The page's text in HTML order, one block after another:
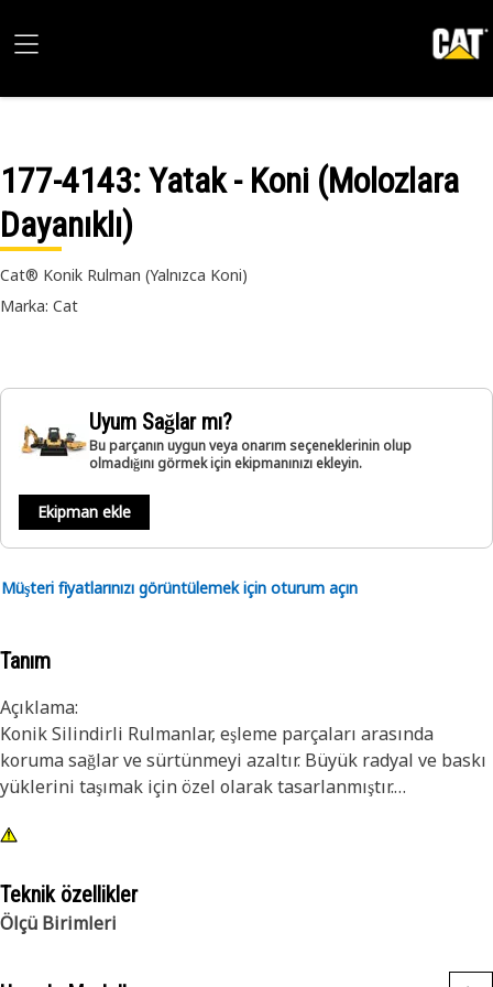
177-4143: Yatak - Koni (Molozlara
Dayanıklı)
Cat® Konik Rulman (Yalnızca Koni)
Marka: Cat
Uyum Sağlar mı?
Bu parçanın uygun veya onarım seçeneklerinin olup
olmadığını görmek için ekipmanınızı ekleyin.
Ekipman ekle
Müşteri fiyatlarınızı görüntülemek için oturum açın
Tanım
Açıklama:
Konik Silindirli Rulmanlar, eşleme parçaları arasında
koruma sağlar ve sürtünmeyi azaltır. Büyük radyal ve baskı
yüklerini taşımak için özel olarak tasarlanmıştır.
Özellik:
• Genişlik: 85,725 mm (3,375 inç)
• Caterpillar, her Cat yatağın özel tasarım ve uygulama
Teknik özellikler
Ölçü Birimleri